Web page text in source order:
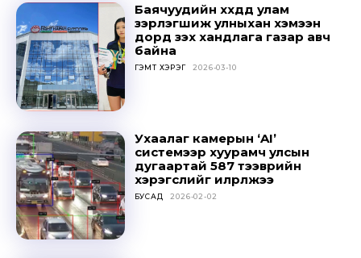
to stay in the loop.
Баячуудийн хүүхдүүд улам
зэрлэгшиж улныхан хэмээн
дорд үзэх хандлага газар авч
байна
ГЭМТ ХЭРЭГ 2026-03-10
Ухаалаг камерын ‘AI’
системээр хуурамч улсын
дугаартай 587 тээврийн
хэрэгслийг илрүүлжээ
БУСАД 2026-02-02